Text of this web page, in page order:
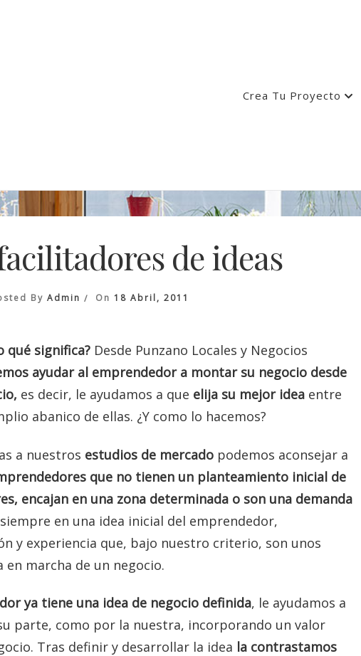
Crea Tu Proyecto
de ideas
By Admin On 18 Abril, 2011
qué significa? Desde Punzano Locales y Negocios
ayudar al emprendedor a montar su negocio desde
es decir, le ayudamos a que elija su mejor idea entre
abanico de ellas. ¿Y como lo hacemos?
a nuestros estudios de mercado podemos aconsejar a
que no tienen un planteamiento inicial de
encajan en una zona determinada o son una demanda
en una idea inicial del emprendedor,
y experiencia que, bajo nuestro criterio, son unos
marcha de un negocio.
ya tiene una idea de negocio definida, le ayudamos a
parte, como por la nuestra, incorporando un valor
Tras definir y desarrollar la idea la contrastamos